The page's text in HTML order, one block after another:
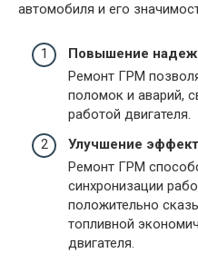
автомобиля и его
Повышение
Ремонт ГРМ
поломок и аварий,
работой двигателя.
Улучшение
Ремонт ГРМ
синхронизации
положительно
топливной
двигателя.